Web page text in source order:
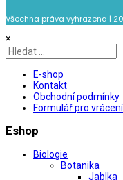
Všechna práva vyhrazena |
×
E-shop
Kontakt
Obchodní podmínky
Formulář pro
Eshop
Biologie
Botanika
Jablka